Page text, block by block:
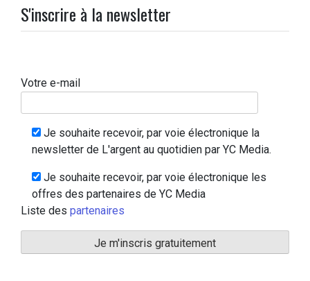
S'inscrire à la newsletter
Votre e-mail
Je souhaite recevoir, par voie électronique la
newsletter de L'argent au quotidien par YC Media.
Je souhaite recevoir, par voie électronique les
offres des partenaires de YC Media
Liste des partenaires